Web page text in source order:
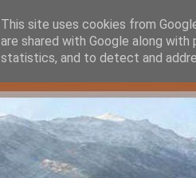
This site uses cookies from
are shared with Google along
statistics, and to detect and